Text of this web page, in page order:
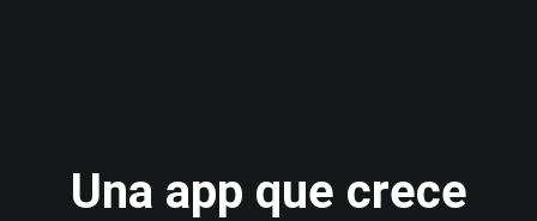
Una app que crece